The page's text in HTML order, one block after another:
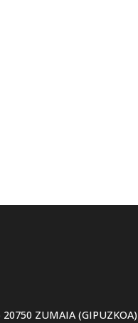
ZUMAIA (GIPUZKOA)